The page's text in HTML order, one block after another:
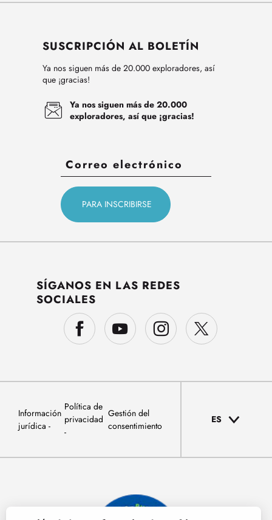
SUSCRIPCIÓN AL BOLETÍN
Ya nos siguen más de 20.000 exploradores, así
que ¡gracias!
Ya nos siguen más de 20.000
exploradores, así que ¡gracias!
SÍGANOS EN LAS REDES
SOCIALES
Información
jurídica
Política de
privacidad
Gestión del
consentimiento
ES